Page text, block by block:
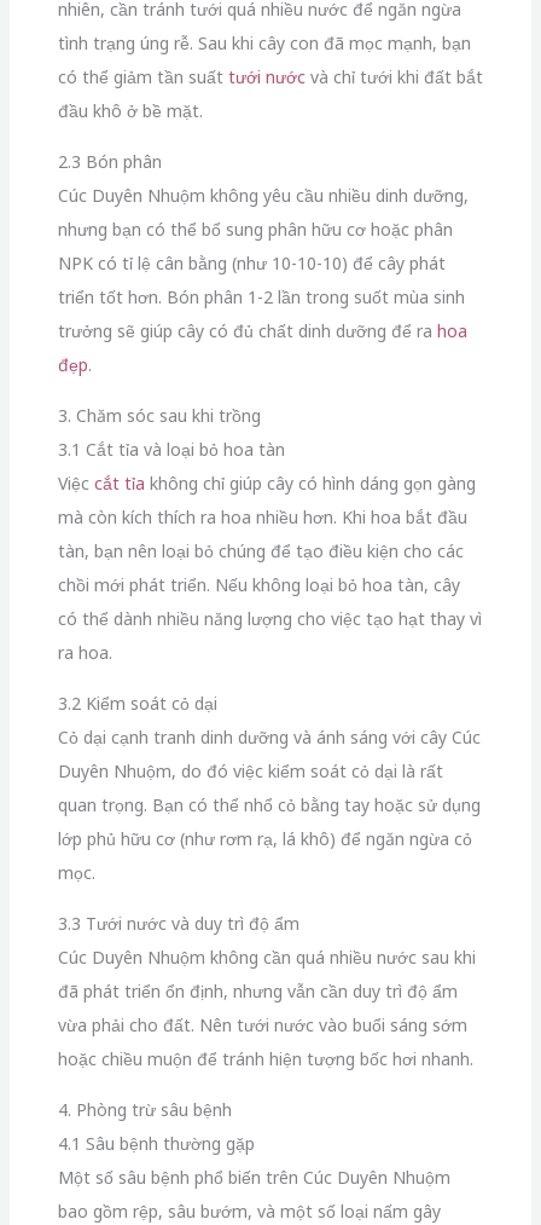
nhiên, cần tránh tưới quá nhiều nước để ngăn ngừa
tình trạng úng rễ. Sau khi cây con đã mọc mạnh, bạn
có thể giảm tần suất tưới nướcvà chỉ tưới khi đất bắt
đầu khô ở bề mặt.
2.3 Bón phân
Cúc Duyên Nhuộm không yêu cầu nhiều dinh dưỡng,
nhưng bạn có thể bổ sung phân hữu cơ hoặc phân
NPK có tỉ lệ cân bằng (như 10-10-10) để cây phát
triển tốt hơn. Bón phân 1-2 lần trong suốt mùa sinh
trưởng sẽ giúp cây có đủ chất dinh dưỡng để ra hoa
đẹp.
3. Chăm sóc sau khi trồng
3.1 Cắt tỉa và loại bỏ hoa tàn
Việc cắt tỉa không chỉ giúp cây có hình dáng gọn gàng
mà còn kích thích ra hoa nhiều hơn. Khi hoa bắt đầu
tàn, bạn nên loại bỏ chúng để tạo điều kiện cho các
chồi mới phát triển. Nếu không loại bỏ hoa tàn, cây
có thể dành nhiều năng lượng cho việc tạo hạt thay vì
ra hoa.
3.2 Kiểm soát cỏ dại
Cỏ dại cạnh tranh dinh dưỡng và ánh sáng với cây Cúc
Duyên Nhuộm, do đó việc kiểm soát cỏ dại là rất
quan trọng. Bạn có thể nhổ cỏ bằng tay hoặc sử dụng
lớp phủ hữu cơ (như rơm rạ, lá khô) để ngăn ngừa cỏ
mọc.
3.3 Tưới nước và duy trì độ ẩm
Cúc Duyên Nhuộm không cần quá nhiều nước sau khi
đã phát triển ổn định, nhưng vẫn cần duy trì độ ẩm
vừa phải cho đất. Nên tưới nước vào buổi sáng sớm
hoặc chiều muộn để tránh hiện tượng bốc hơi nhanh.
4. Phòng trừ sâu bệnh
4.1 Sâu bệnh thường gặp
Một số sâu bệnh phổ biến trên Cúc Duyên Nhuộm
bao gồm rệp, sâu bướm, và một số loại nấm gây